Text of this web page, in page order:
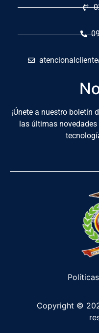
¡Únete a nuestro boletín
las últimas
Copyright ©